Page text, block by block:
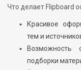
Что делает Flipboard
Красивое
тем и
Возможность
подборки